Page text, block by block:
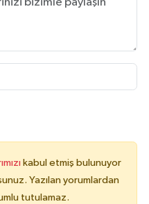
kabul etmiş bulunuyor
Yazılan yorumlardan
tutulamaz.